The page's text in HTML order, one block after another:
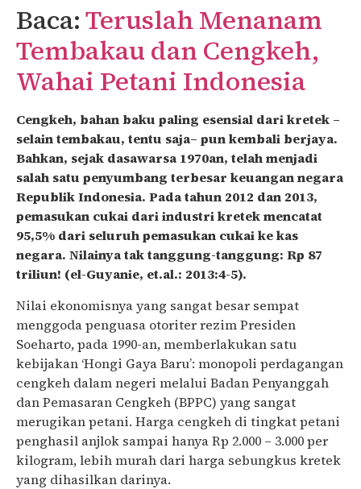
Baca:Teruslah Menanam
Tembakau dan Cengkeh,
Wahai Petani Indonesia
Cengkeh, bahan baku paling esensial dari kretek –
selain tembakau, tentu saja– pun kembali berjaya.
Bahkan, sejak dasawarsa 1970an, telah menjadi
salah satu penyumbang terbesar keuangan negara
Republik Indonesia. Pada tahun 2012 dan 2013,
pemasukan cukai dari industri kretek mencatat
95,5% dari seluruh pemasukan cukai ke kas
negara. Nilainya tak tanggung-tanggung: Rp 87
triliun! (el-Guyanie, et.al.: 2013:4-5).
Nilai ekonomisnya yang sangat besar sempat
menggoda penguasa otoriter rezim Presiden
Soeharto, pada 1990-an, memberlakukan satu
kebijakan ‘Hongi Gaya Baru’: monopoli perdagangan
cengkeh dalam negeri melalui Badan Penyanggah
dan Pemasaran Cengkeh (BPPC) yang sangat
merugikan petani. Harga cengkeh di tingkat petani
penghasil anjlok sampai hanya Rp 2.000 – 3.000 per
kilogram, lebih murah dari harga sebungkus kretek
yang dihasilkan darinya.